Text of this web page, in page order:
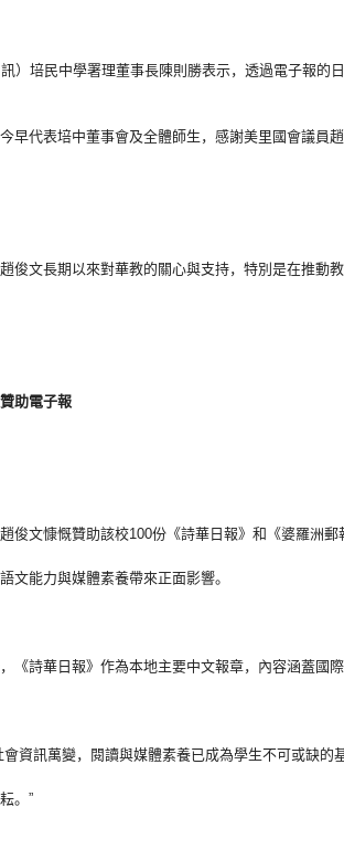
訊）培民中學署理董事長陳則勝表示， 透過電子報的日
早代表培中董事會及全體師生， 感謝美里國會議員
俊文長期以來對華教的關心與支持， 特別是在推動
助電子報
俊文慷慨贊助該校100份《詩華日報》和《婆羅洲郵
文能力與媒體素養帶來正面影響。
《詩華日報》作為本地主要中文報章， 內容涵蓋國
會資訊萬變， 閱讀與媒體素養已成為學生不可或缺的
。 ”